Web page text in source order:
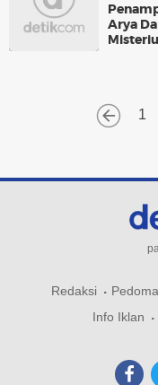
Arya
1
Redaksi
Info Iklan